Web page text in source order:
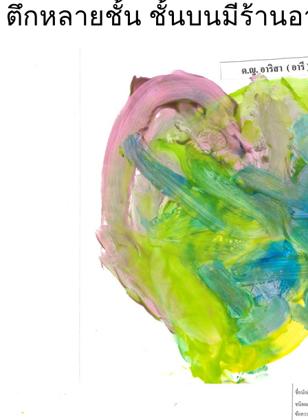
ตึกหลายชั้น ชั้นบนมีร้านอ